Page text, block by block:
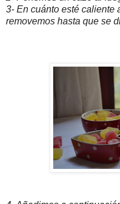
3- En cuánto esté caliente
removemos hasta que se